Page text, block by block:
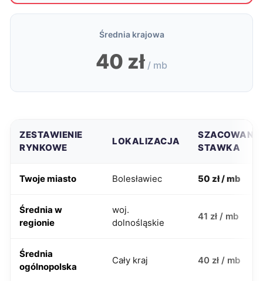
Średnia krajowa
40 zł / mb
ZESTAWIENIE
RYNKOWE
LOKALIZACJA
SZACOWANA
STAWKA
Twoje miasto Bolesławiec 50 zł / mb
Średnia w
regionie
woj.
dolnośląskie
41 zł / mb
Średnia
ogólnopolska
Cały kraj 40 zł / mb